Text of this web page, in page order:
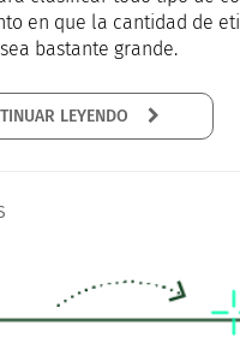
en que la cantidad de
bastante grande.